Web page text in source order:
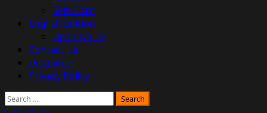
Skin Care
English Edition
Healthy Life
Contact Us
Disclaimer
Privacy Policy
Search